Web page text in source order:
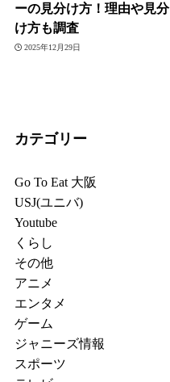
ーの見分け方！理由や見分
け方も調査
2025年12月29日
カテゴリー
Go To Eat 大阪
USJ(ユニバ)
Youtube
くらし
その他
アニメ
エンタメ
ゲーム
ジャニーズ情報
スポーツ